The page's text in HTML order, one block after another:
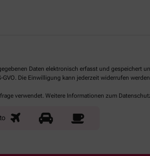
Daten elektronisch erfasst und gespeichert
Die Einwilligung kann jederzeit widerrufen
verwendet. Weitere Informationen zum